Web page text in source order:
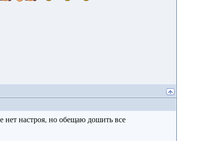
нет настроя, но обещаю дошить все